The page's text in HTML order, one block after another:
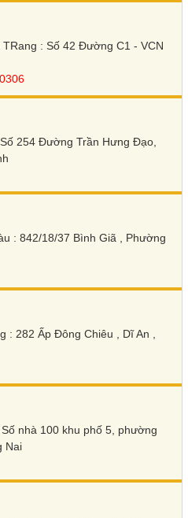
: Số 42 Đường C1 - VCN
254 Đường Trần Hưng Đạo,
: 842/18/37 Bình Giã , Phường
282 Ấp Đông Chiêu , Dĩ An ,
nhà 100 khu phố 5, phường
Nai